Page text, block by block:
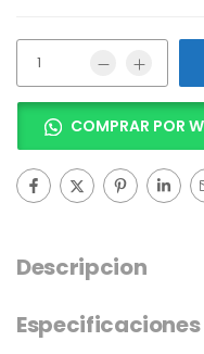
COMPRAR POR
Descripcion